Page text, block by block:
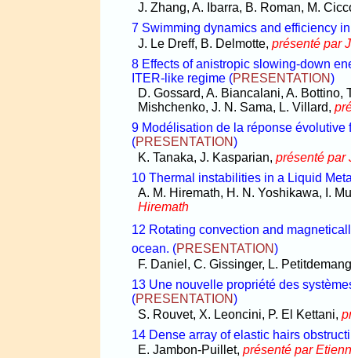
J. Zhang, A. Ibarra, B. Roman, M.
7 Swimming dynamics and efficiency
J. Le Dreff, B. Delmotte, présenté par
8 Effects of anistropic slowing-down
ITER-like regime (PRESENTATION)
D. Gossard, A. Biancalani, A. Bottino,
Mishchenko, J. N. Sama, L. Villard,
9 Modélisation de la réponse évolutive
(PRESENTATION)
K. Tanaka, J. Kasparian, présenté par
10 Thermal instabilities in a Liquid
A. M. Hiremath, H. N. Yoshikawa, I.
Hiremath
12 Rotating convection and
ocean. (PRESENTATION)
F. Daniel, C. Gissinger, L.
13 Une nouvelle propriété des
(PRESENTATION)
S. Rouvet, X. Leoncini, P. El Kettani,
14 Dense array of elastic hairs
E. Jambon-Puillet, présenté par